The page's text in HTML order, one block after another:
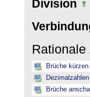
Division
Rationale
Brüche
Brüche